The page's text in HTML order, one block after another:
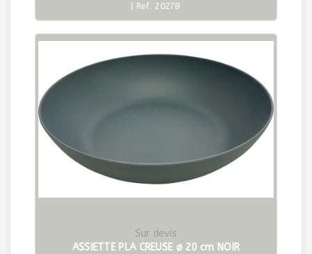
| Ref. 2027B
Sur devis
ASSIETTE PLA CREUSE ø 20 cm NOIR